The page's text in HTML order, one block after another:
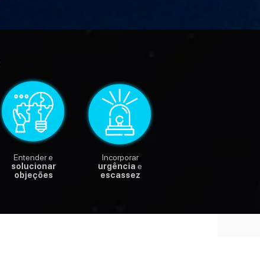
Entender e
solucionar
objeções
Incorporar
urgência e
escassez